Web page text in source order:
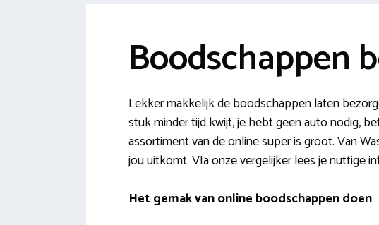
Boodschappen
Lekker makkelijk de boodschappen laten
stuk minder tijd kwijt, je hebt geen auto nodig,
assortiment van de online super is groot. Van
jou uitkomt. VIa onze vergelijker lees je nuttige
Het gemak van online boodschappen doen